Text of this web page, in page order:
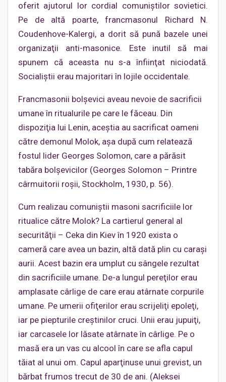
oferit ajutorul lor cordial comuniştilor sovietici.
Pe de altă poarte, francmasonul Richard N.
Coudenhove-Kalergi, a dorit să pună bazele unei
organizaţii anti-masonice. Este inutil să mai
spunem că aceasta nu s-a înfiinţat niciodată.
Socialiştii erau majoritari în lojile occidentale.
Francmasonii bolşevici aveau nevoie de sacrificii
umane în ritualurile pe care le făceau. Din
dispoziţia lui Lenin, aceştia au sacrificat oameni
către demonul Molok, aşa după cum relatează
fostul lider Georges Solomon, care a părăsit
tabăra bolşevicilor (Georges Solomon – Printre
cârmuitorii roşii, Stockholm, 1930, p. 56).
Cum realizau comuniştii masoni sacrificiile lor
ritualice către Molok? La cartierul general al
securităţii – Ceka din Kiev în 1920 exista o
cameră care avea un bazin, altă dată plin cu caraşi
aurii. Acest bazin era umplut cu sângele rezultat
din sacrificiile umane. De-a lungul pereţilor erau
amplasate cârlige de care erau atârnate corpurile
umane. Pe umerii ofiţerilor erau scrijeliţi epoleţi,
iar pe piepturile creştinilor cruci. Unii erau jupuiţi,
iar carcasele lor lăsate atârnate în cârlige. Pe o
masă era un vas cu alcool în care se afla capul
tăiat al unui om. Capul aparţinuse unui grevist, un
bărbat frumos trecut de 30 de ani. (Aleksei